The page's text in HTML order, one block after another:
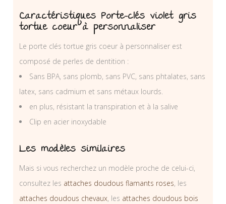
Caractéristiques Porte-clés violet gris
tortue coeur à personnaliser
Le porte clés tortue gris coeur à personnaliser est
composé de perles de dentition :
Sans BPA, sans plomb, sans PVC, sans phtalates, sans
latex, sans cadmium et sans métaux lourds.
en plus, résistant la transpiration et à la salive
Clip en acier inoxydable
Les modèles similaires
Mais si vous recherchez un modèle proche de celui-ci,
consultez les attaches doudous flamants roses, les
attaches doudous chevaux, les attaches doudous bois